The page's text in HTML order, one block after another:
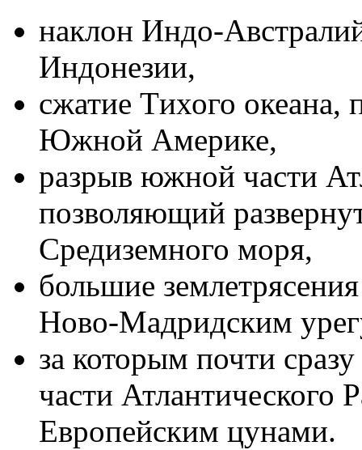
наклон Индо-
Индонезии,
сжатие Tихого океана,
Южной Америке,
разрыв южной части
позволяющий
Средиземного моря,
большие
Ново-Мадридским
за которым почти
части
Европейским цунами.